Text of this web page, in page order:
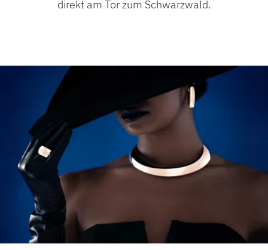
ROLEX
ROLEX CERTIFIED PRE-OWNED
UHREN
direkt am Tor zum Schwarzwald.